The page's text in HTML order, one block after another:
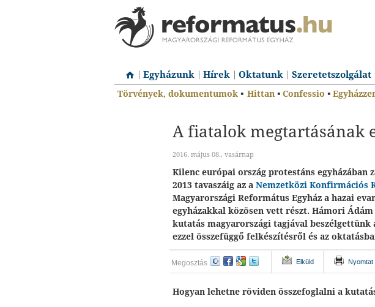
Egyházunk Hírek Oktatunk Szeretetszolgálat
Törvények, dokumentumok • Hittan • Confessio •
A fiatalok megtartásának
2016. május 08., vasárnap
Kilenc európai ország protestáns egyházában
2013 tavaszáig az a Nemzetközi Konfirmációs
Magyarországi Református Egyház a hazai
egyházakkal közösen vett részt. Hámori Ádám
kutatás magyarországi tagjával
ezzel összefüggő felkészítésről és az
Megosztás Elküld Nyomtat
Hogyan lehetne röviden összefoglalni a